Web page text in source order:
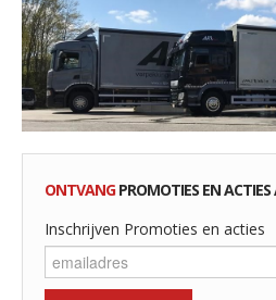
ONTVANGPROMOTIES EN ACTIES
Inschrijven Promoties en acties